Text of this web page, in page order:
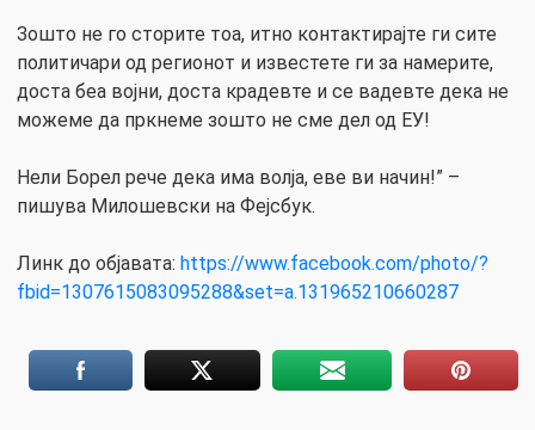
Зошто не го сторите тоа, итно контактирајте ги сите
политичари од регионот и известете ги за намерите,
доста беа војни, доста крадевте и се вадевте дека не
можеме да пркнеме зошто не сме дел од ЕУ!
Нели Борел рече дека има волја, еве ви начин!” –
пишува Милошевски на Фејсбук.
Линк до објавата: https://www.facebook.com/photo/?
fbid=1307615083095288&set=a.131965210660287